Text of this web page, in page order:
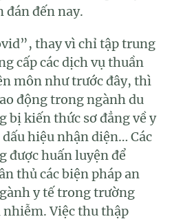
đán đến nay.
thay vì chỉ tập trung
cấp các dịch vụ thuần
môn như trước đây, thì
động trong ngành du
bị kiến thức sơ đẳng về y
hiệu nhận diện… Các
được huấn luyện để
thủ các biện pháp an
y tế trong trường
Việc thu thập